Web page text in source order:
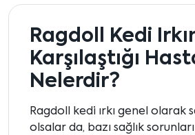
Ragdoll Kedi
Karşılaştığı
Nelerdir?
Ragdoll kedi ırkı genel olarak
olsalar da, bazı sağlık